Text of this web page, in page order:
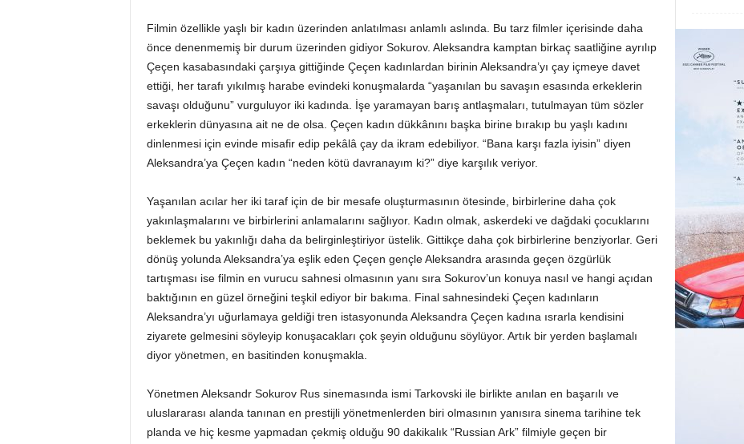
Filmin özellikle yaşlı bir kadın üzerinden anlatılması anlamlı aslında. Bu tarz filmler içerisinde daha
önce denenmemiş bir durum üzerinden gidiyor Sokurov. Aleksandra kamptan birkaç saatliğine ayrılıp
Çeçen kasabasındaki çarşıya gittiğinde Çeçen kadınlardan birinin Aleksandra’yı çay içmeye davet
ettiği, her tarafı yıkılmış harabe evindeki konuşmalarda “yaşanılan bu savaşın esasında erkeklerin
savaşı olduğunu” vurguluyor iki kadında. İşe yaramayan barış antlaşmaları, tutulmayan tüm sözler
erkeklerin dünyasına ait ne de olsa. Çeçen kadın dükkânını başka birine bırakıp bu yaşlı kadını
dinlenmesi için evinde misafir edip pekâlâ çay da ikram edebiliyor. “Bana karşı fazla iyisin” diyen
Aleksandra’ya Çeçen kadın “neden kötü davranayım ki?” diye karşılık veriyor.
Yaşanılan acılar her iki taraf için de bir mesafe oluşturmasının ötesinde, birbirlerine daha çok
yakınlaşmalarını ve birbirlerini anlamalarını sağlıyor. Kadın olmak, askerdeki ve dağdaki çocuklarını
beklemek bu yakınlığı daha da belirginleştiriyor üstelik. Gittikçe daha çok birbirlerine benziyorlar. Geri
dönüş yolunda Aleksandra’ya eşlik eden Çeçen gençle Aleksandra arasında geçen özgürlük
tartışması ise filmin en vurucu sahnesi olmasının yanı sıra Sokurov’un konuya nasıl ve hangi açıdan
baktığının en güzel örneğini teşkil ediyor bir bakıma. Final sahnesindeki Çeçen kadınların
Aleksandra’yı uğurlamaya geldiği tren istasyonunda Aleksandra Çeçen kadına ısrarla kendisini
ziyarete gelmesini söyleyip konuşacakları çok şeyin olduğunu söylüyor. Artık bir yerden başlamalı
diyor yönetmen, en basitinden konuşmakla.
Yönetmen Aleksandr Sokurov Rus sinemasında ismi Tarkovski ile birlikte anılan en başarılı ve
uluslararası alanda tanınan en prestijli yönetmenlerden biri olmasının yanısıra sinema tarihine tek
planda ve hiç kesme yapmadan çekmiş olduğu 90 dakikalık “Russian Ark” filmiyle geçen bir